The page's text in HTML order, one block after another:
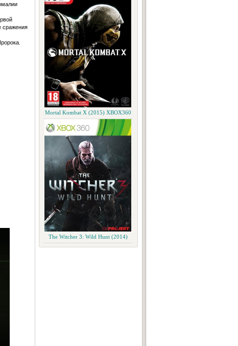
Mortal Kombat X (2015) XBOX360
The Witcher 3: Wild Hunt (2014)
сражения